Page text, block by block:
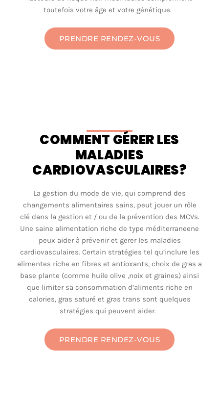
toutefois votre âge et votre génétique.
PRENDRE RENDEZ-VOUS
COMMENT GÉRER LES
MALADIES
CARDIOVASCULAIRES?
La gestion du mode de vie, qui comprend des
changements alimentaires sains, peut jouerun rôle
clé dans la gestion et / ou de la prévention des MCVs.
Une saine alimentation riche de type méditerraneene
peux aider à préveniret gererles maladies
cardiovasculaires. Certain stratégies tel qu’inclure les
alimentes riche en fibres et antioxants, choix de gras a
base plante (comme huile olive ,noix et graines) ainsi
que limiter sa consommation d’aliments riche en
calories, gras saturé et gras trans sont quelques
stratégies qui peuventaider.
PRENDRE RENDEZ-VOUS